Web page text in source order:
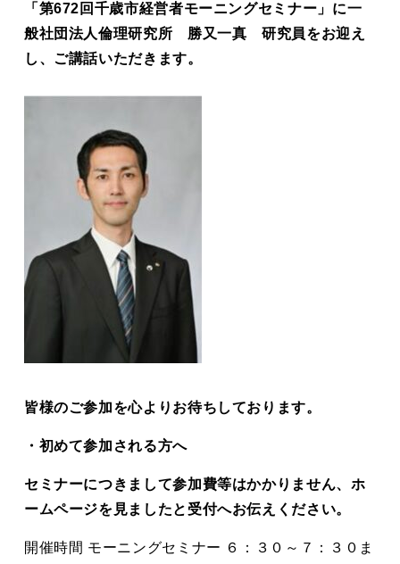
「第672回千歳市経営者モーニングセミナー」に一
般社団法人倫理研究所 勝又一真 研究員をお迎え
し、ご講話いただきます。
皆様のご参加を心よりお待ちしております。
・初めて参加される方へ
セミナーにつきまして参加費等はかかりません、ホ
ームページを見ましたと受付へお伝えください。
開催時間 モーニングセミナー ６：３０～７：３０ま